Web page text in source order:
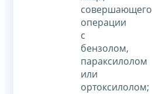
совершающего
операции
с
бензолом,
параксилолом
или
ортоксилолом;